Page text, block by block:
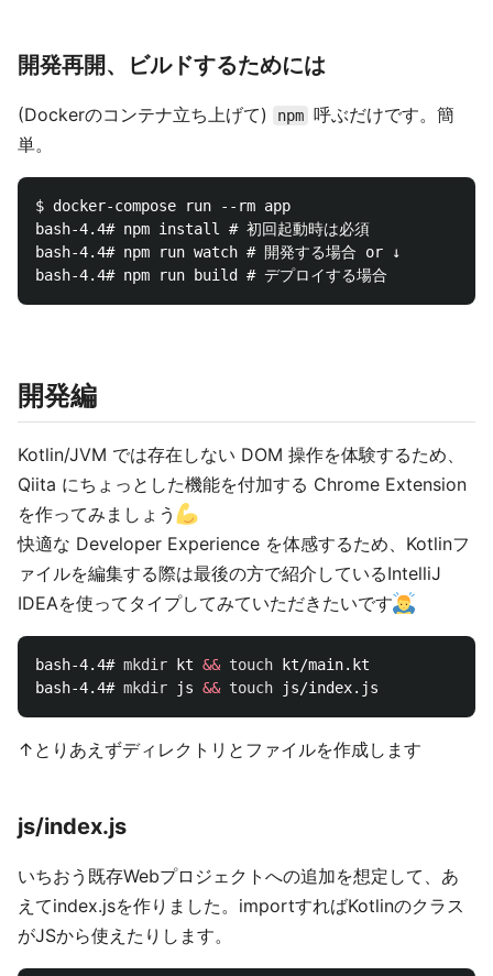
開発再開、ビルドするためには
(Dockerのコンテナ立ち上げて) npm 呼ぶだけです。簡
単。
$ docker-compose run --rm app
bash-4.4# npm install # 初回起動時は必須
bash-4.4# npm run watch # 開発する場合 or ↓
開発編
Kotlin/JVM では存在しない DOM 操作を体験するため、
Qiita にちょっとした機能を付加する Chrome Extension
を作ってみましょう
快適な Developer Experience を体感するため、Kotlinフ
ァイルを編集する際は最後の方で紹介しているIntelliJ
IDEAを使ってタイプしてみていただきたいです
bash-4.4# mkdir kt && touch
kt/main.kt
bash-4.4# mkdir js && touch
↑とりあえずディレクトリとファイルを作成します
js/index.js
いちおう既存Webプロジェクトへの追加を想定して、あ
えてindex.jsを作りました。importすればKotlinのクラス
がJSから使えたりします。